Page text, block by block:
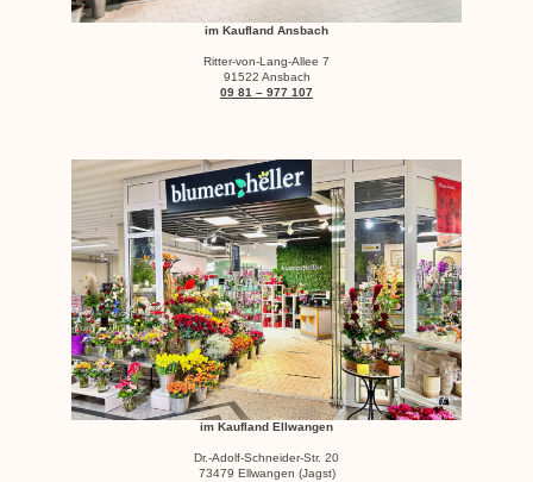
im Kaufland Ansbach
Ritter-von-Lang-Allee 7
91522 Ansbach
09 81 – 977 107
im Kaufland Ellwangen
Dr.-Adolf-Schneider-Str. 20
73479 Ellwangen (Jagst)